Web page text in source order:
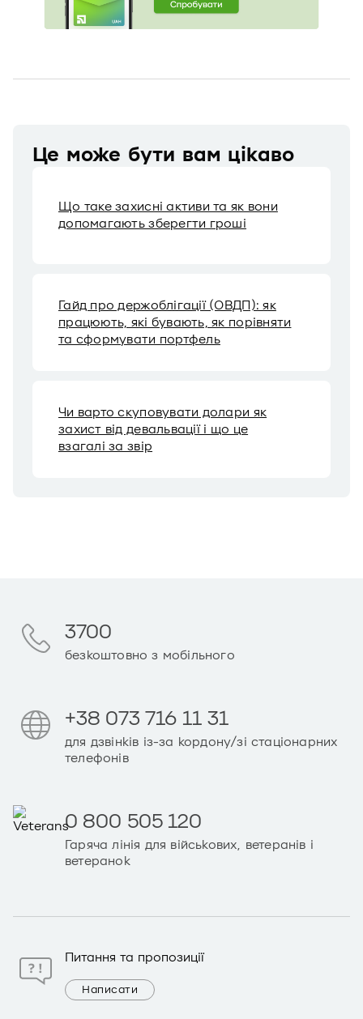
Це може бути вам цікаво
Що таке захисні активи та як вони
допомагають зберегти гроші
Гайд про держоблігації (ОВДП): як
працюють, які бувають, як порівняти
та сформувати портфель
Чи варто скуповувати долари як
захист від девальвації і що це
взагалі за звір
3700
безкоштовно з мобільного
+38 073 716 11 31
для дзвінків із-за кордону/зі стаціонарних
телефонів
0 800 505 120
Гаряча лінія для військових, ветеранів і
ветеранок
Питання та пропозиції
Написати